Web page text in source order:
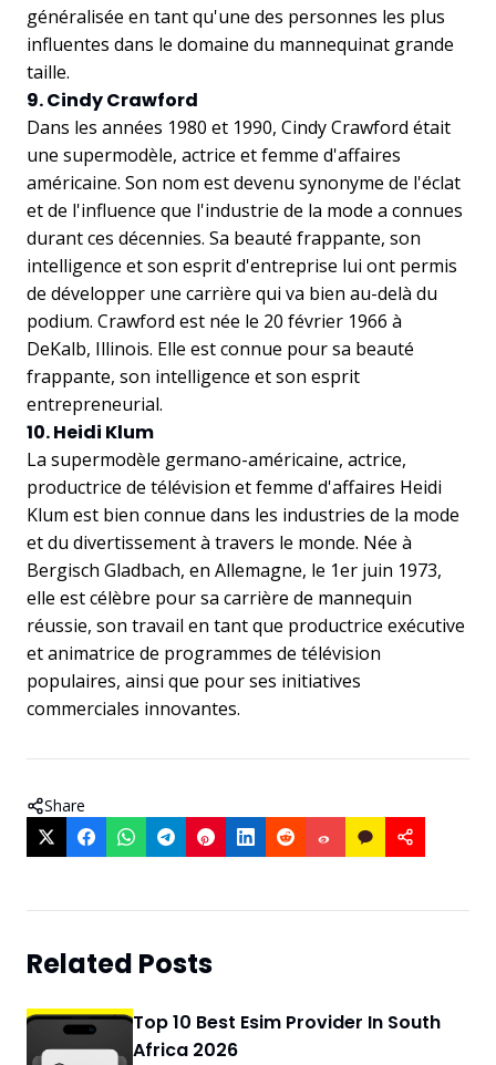
généralisée en tant qu'une des personnes les plus
influentes dans le domaine du mannequinat grande
taille.
9. Cindy Crawford
Dans les années 1980 et 1990, Cindy Crawford était
une supermodèle, actrice et femme d'affaires
américaine. Son nom est devenu synonyme de l'éclat
et de l'influence que l'industrie de la mode a connues
durant ces décennies. Sa beauté frappante, son
intelligence et son esprit d'entreprise lui ont permis
de développer une carrière qui va bien au-delà du
podium. Crawford est née le 20 février 1966 à
DeKalb, Illinois. Elle est connue pour sa beauté
frappante, son intelligence et son esprit
entrepreneurial.
10. Heidi Klum
La supermodèle germano-américaine, actrice,
productrice de télévision et femme d'affaires Heidi
Klum est bien connue dans les industries de la mode
et du divertissement à travers le monde. Née à
Bergisch Gladbach, en Allemagne, le 1er juin 1973,
elle est célèbre pour sa carrière de mannequin
réussie, son travail en tant que productrice exécutive
et animatrice de programmes de télévision
populaires, ainsi que pour ses initiatives
commerciales innovantes.
Share
Related Posts
Top 10 Best Esim Provider In South
Africa 2026